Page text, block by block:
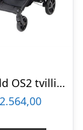
Babytrold OS2 tvillingeklapvogn – Sort
2.564,00